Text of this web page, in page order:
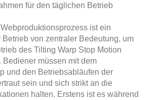
für den täglichen Betrieb
ist ein
von zentraler Bedeutung, um
des Tilting Warp Stop Motion
Bediener müssen mit dem
und den Betriebsabläufen der
sein und sich strikt an die
halten. Erstens ist es während